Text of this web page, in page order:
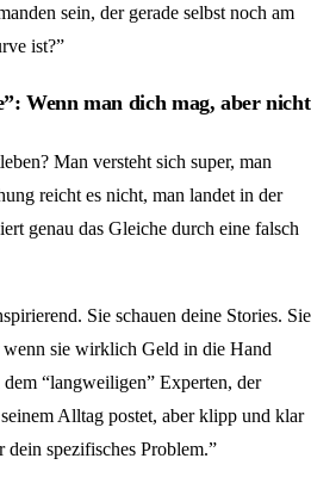
sein, der gerade selbst noch am
ist?”
Wenn man dich mag, aber nicht
Man versteht sich super, man
reicht es nicht, man landet in der
genau das Gleiche durch eine falsch
Sie schauen deine Stories. Sie
sie wirklich Geld in die Hand
“langweiligen” Experten, der
Alltag postet, aber klipp und klar
spezifisches Problem.”